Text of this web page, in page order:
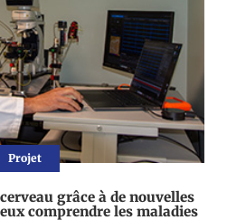
Projet
grâce à de nouvelles
comprendre les maladies